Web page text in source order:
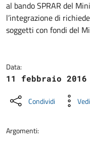
al bando SPRAR del
l’integrazione di
soggetti con fondi del
Data:
11 febbraio 2016
Condividi
Argomenti: